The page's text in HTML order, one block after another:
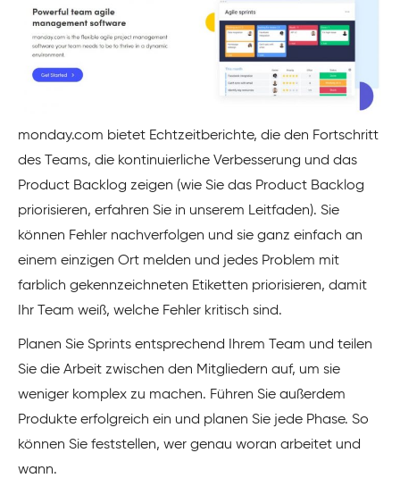
monday.com bietet Echtzeitberichte, die den Fortschritt
des Teams, die kontinuierliche Verbesserung und das
Product Backlog zeigen (wie Sie das Product Backlog
priorisieren, erfahren Sie in unserem Leitfaden). Sie
können Fehler nachverfolgen und sie ganz einfach an
einem einzigen Ort melden und jedes Problem mit
farblich gekennzeichneten Etiketten priorisieren, damit
Ihr Team weiß, welche Fehler kritisch sind.
Planen Sie Sprints entsprechend Ihrem Team und teilen
Sie die Arbeit zwischen den Mitgliedern auf, um sie
weniger komplex zu machen. Führen Sie außerdem
Produkte erfolgreich ein und planen Sie jede Phase. So
können Sie feststellen, wer genau woran arbeitet und
wann.